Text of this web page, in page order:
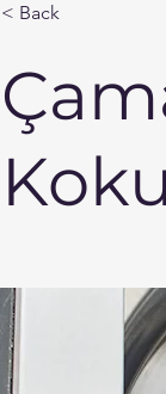
< Back